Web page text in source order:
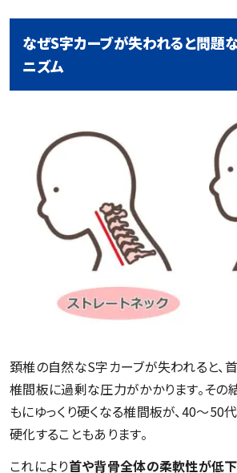
なぜS字カーブが失われると問題
ニズム
頚椎の自然なS字カーブが失われると、
椎間板に過剰な圧力がかかります。その
もにゆっくり硬くなる椎間板が、40〜50
硬化することもあります。
これにより首や背骨全体の柔軟性が低下